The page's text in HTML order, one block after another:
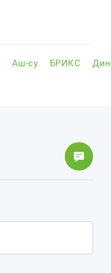
Аш-су БРИКС Дин